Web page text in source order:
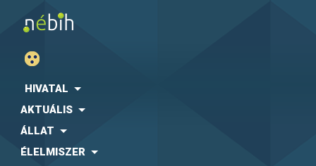
HIVATAL
AKTUÁLIS
ÁLLAT
ÉLELMISZER